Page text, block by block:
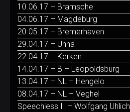
10.06.17 – Bramsche
04.06.17 – Magdeburg
20.05.17 – Bremerhaven
29.04.17 – Unna
22.04.17 – Kerken
14.04.17 – B – Leopoldsburg
13.04.17 – NL – Hengelo
08.04.17 – NL – Veghel
Speechless II – Wolfgang Uhlich